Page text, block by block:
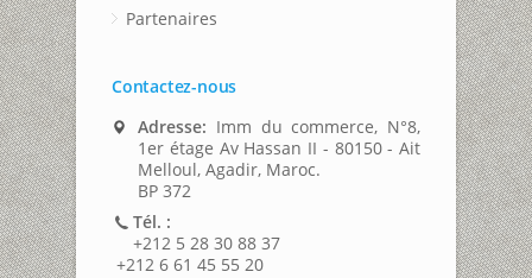
Partenaires
Contactez-nous
Adresse: Imm du commerce, N°8,
1er étage Av Hassan II - 80150 - Ait
Melloul, Agadir, Maroc.
BP 372
Tél. :
+212 5 28 30 88 37
+212 6 61 45 55 20